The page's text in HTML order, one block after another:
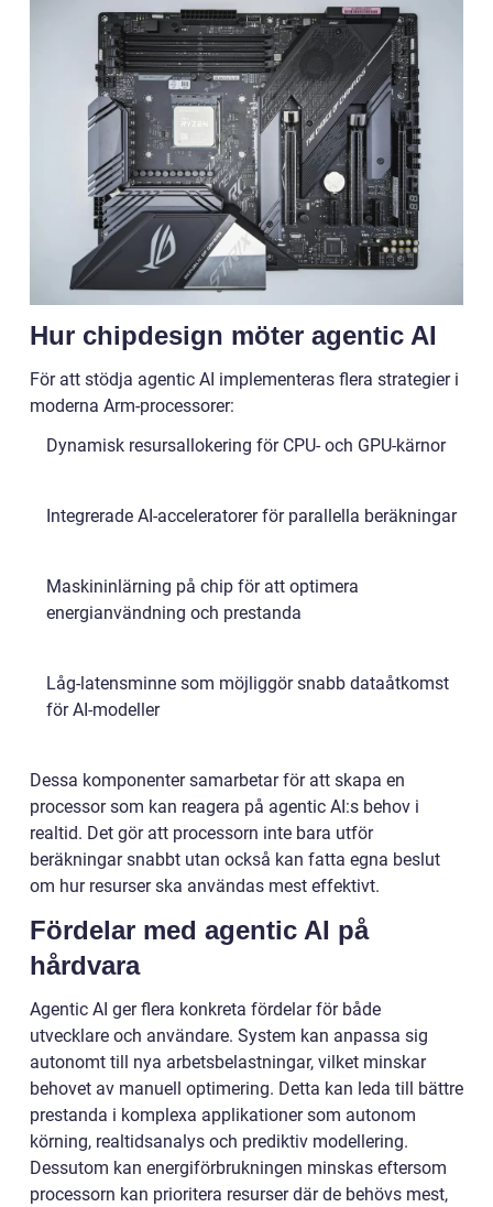
Hur chipdesign möter agentic AI
För att stödja agentic AI implementeras flera strategier i
moderna Arm-processorer:
Dynamisk resursallokering för CPU- och GPU-kärnor
Integrerade AI-acceleratorer för parallella beräkningar
Maskininlärning på chip för att optimera
energianvändning och prestanda
Låg-latensminne som möjliggör snabb dataåtkomst
för AI-modeller
Dessa komponenter samarbetar för att skapa en
processor som kan reagera på agentic AI:s behov i
realtid. Det gör att processorn inte bara utför
beräkningar snabbt utan också kan fatta egna beslut
om hur resurser ska användas mest effektivt.
Fördelar med agentic AI på
hårdvara
Agentic AI ger flera konkreta fördelar för både
utvecklare och användare. System kan anpassa sig
autonomt till nya arbetsbelastningar, vilket minskar
behovet av manuell optimering. Detta kan leda till bättre
prestanda i komplexa applikationer som autonom
körning, realtidsanalys och prediktiv modellering.
Dessutom kan energiförbrukningen minskas eftersom
processorn kan prioritera resurser där de behövs mest,